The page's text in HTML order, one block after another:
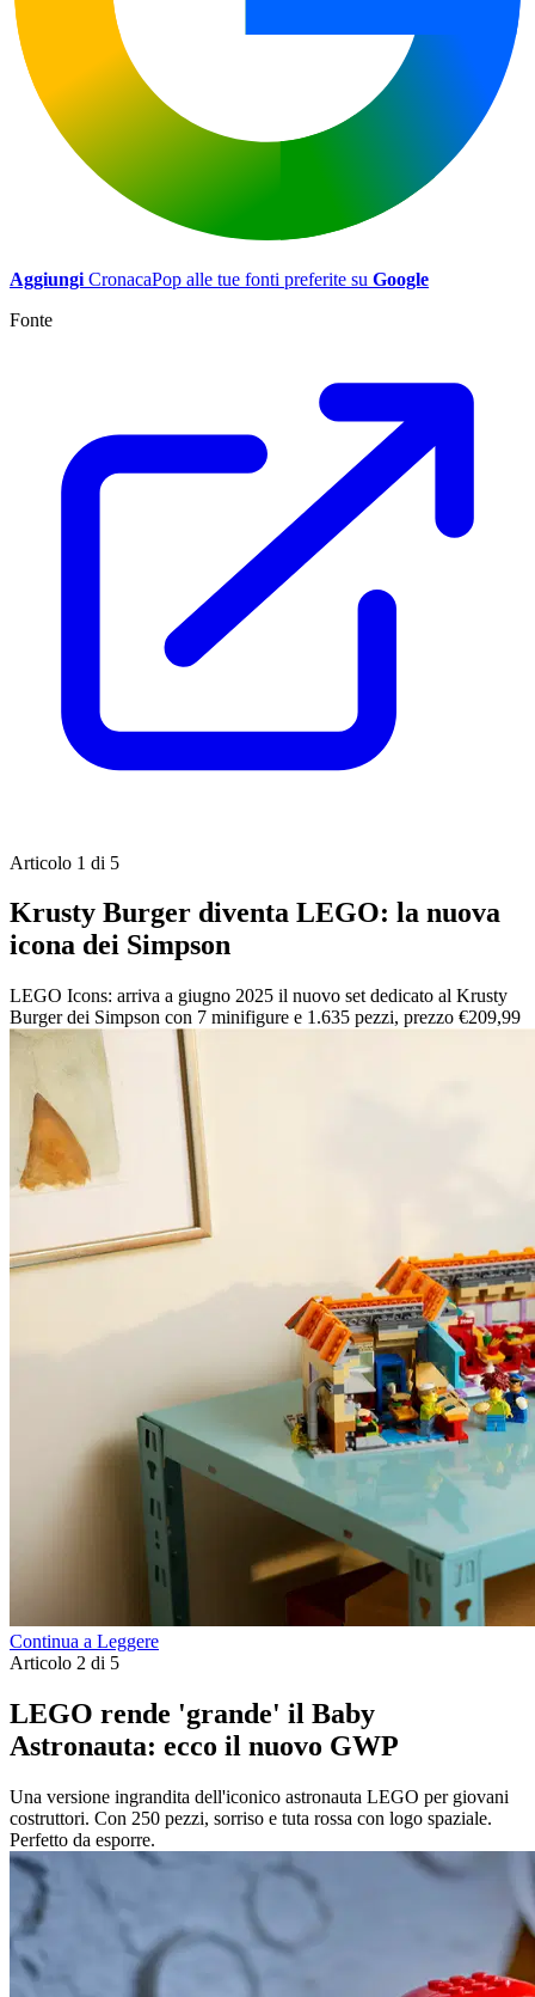
Aggiungi CronacaPop alle tue fonti preferite su Google
Fonte
Articolo 1 di 5
Krusty Burger diventa LEGO: la nuova
icona dei Simpson
LEGO Icons: arriva a giugno 2025 il nuovo set dedicato al Krusty
Burger dei Simpson con 7 minifigure e 1.635 pezzi, prezzo €209,99
Continua a Leggere
Articolo 2 di 5
LEGO rende 'grande' il Baby
Astronauta: ecco il nuovo GWP
Una versione ingrandita dell'iconico astronauta LEGO per giovani
costruttori. Con 250 pezzi, sorriso e tuta rossa con logo spaziale.
Perfetto da esporre.